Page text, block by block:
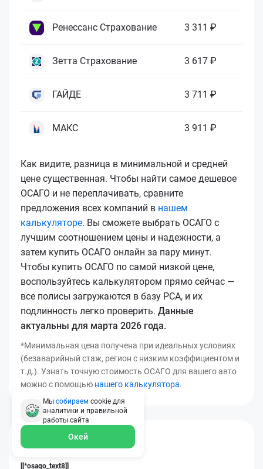
Ренессанс Страхование 3 311 ₽
Зетта Страхование 3 617 ₽
ГАЙДЕ 3 711 ₽
МАКС 3 911 ₽
Как видите, разница в минимальной и средней
цене существенная. Чтобы найти самое дешевое
ОСАГО и не переплачивать, сравните
предложения всех компаний в нашем
калькуляторе. Вы сможете выбрать ОСАГО с
лучшим соотношением цены и надежности, а
затем купить ОСАГО онлайн за пару минут.
Чтобы купить ОСАГО по самой низкой цене,
воспользуйтесь калькулятором прямо сейчас —
все полисы загружаются в базу РСА, и их
подлинность легко проверить. Данные
актуальны для марта 2026 года.
*Минимальная цена получена при идеальных условиях
(безаварийный стаж, регион с низким коэффициентом и
т.д.). Узнать точную стоимость ОСАГО для вашего авто
можно с помощью нашего калькулятора.
[[*osago_title14]]
[[*osago_text8]]
Мы собираем cookie для
аналитики и правильной
работы сайта
Окей